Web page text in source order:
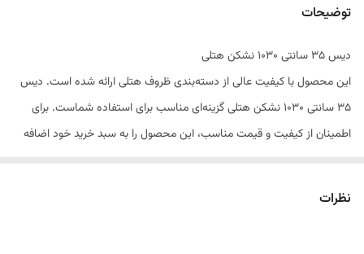
توضیحات
دیس 35 سانتی 1030 نشکن هتلی
این محصول با کیفیت عالی از دسته‌بندی ظروف هتلی ارائه شده است. دیس
35 سانتی 1030 نشکن هتلی گزینه‌ای مناسب برای استفاده شماست. برای
اطمینان از کیفیت و قیمت مناسب، این محصول را به سبد خرید خود اضافه
نظرات